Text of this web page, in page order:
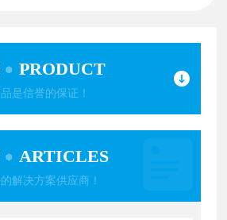
PRODUCT
是信誉的保证！
ARTICLES
解决方案供应商！